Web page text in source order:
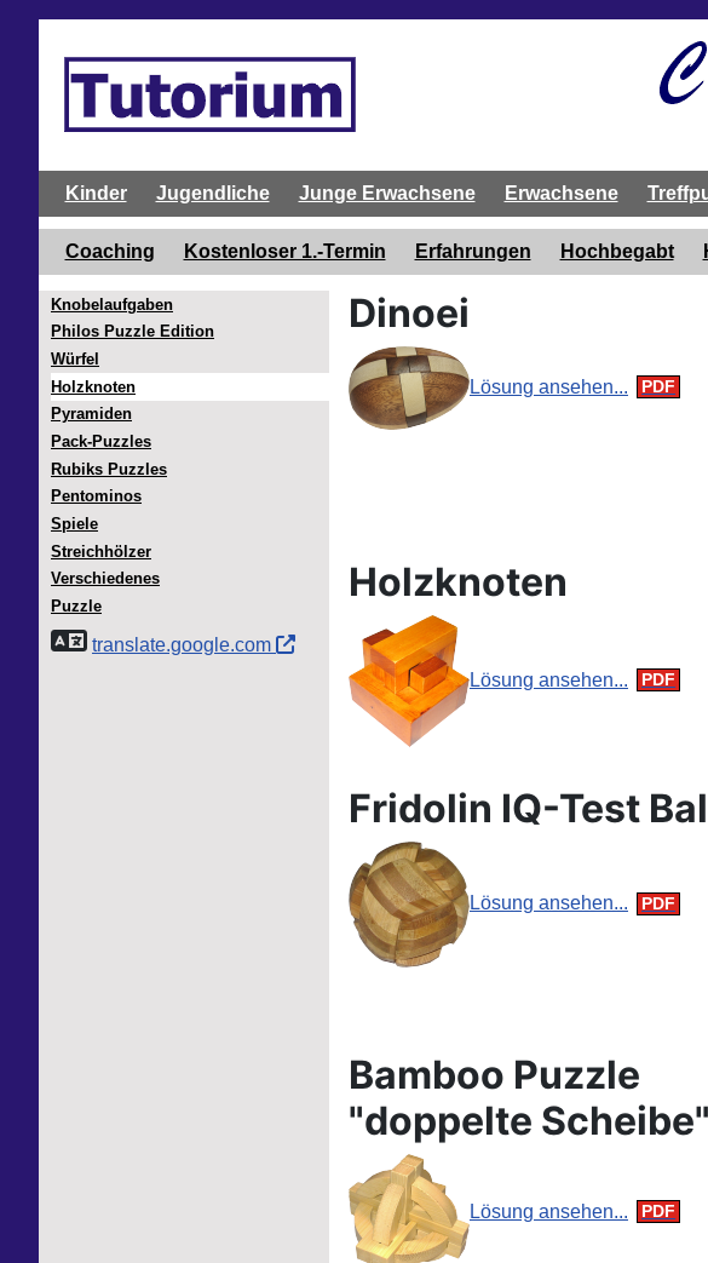
Kinder Jugendliche Junge Erwachsene Erwachsene
Coaching Kostenloser 1.-Termin Erfahrungen Hochbegabt
Dinoei
Lösung ansehen...
Holzknoten
Lösung ansehen...
Fridolin IQ-Test
Lösung ansehen...
Bamboo Puzzle
"doppelte Scheibe"
Lösung ansehen...
Knobelaufgaben
Philos Puzzle Edition
Würfel
Holzknoten
Pyramiden
Pack-Puzzles
Rubiks Puzzles
Pentominos
Spiele
Streichhölzer
Verschiedenes
Puzzle
translate.google.com